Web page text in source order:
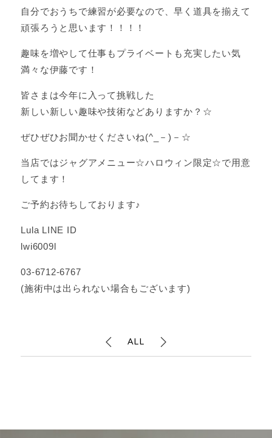
自分でおうちで練習が必要なので、早く道具を揃えて
頑張ろうと思います！！！！
趣味を増やして仕事もプライベートも充実したい気
満々な伊藤です！
皆さまは今年に入って挑戦した
新しい新しい趣味や技術などありますか？☆
ぜひぜひお聞かせくださいね(^_－)－☆
当店ではジャグアメニュー☆ハロウィン限定☆で用意
してます！
ご予約お待ちしております♪
Lula LINE ID
lwi6009l
03-6712-6767
(施術中は出られない場合もございます)
ALL